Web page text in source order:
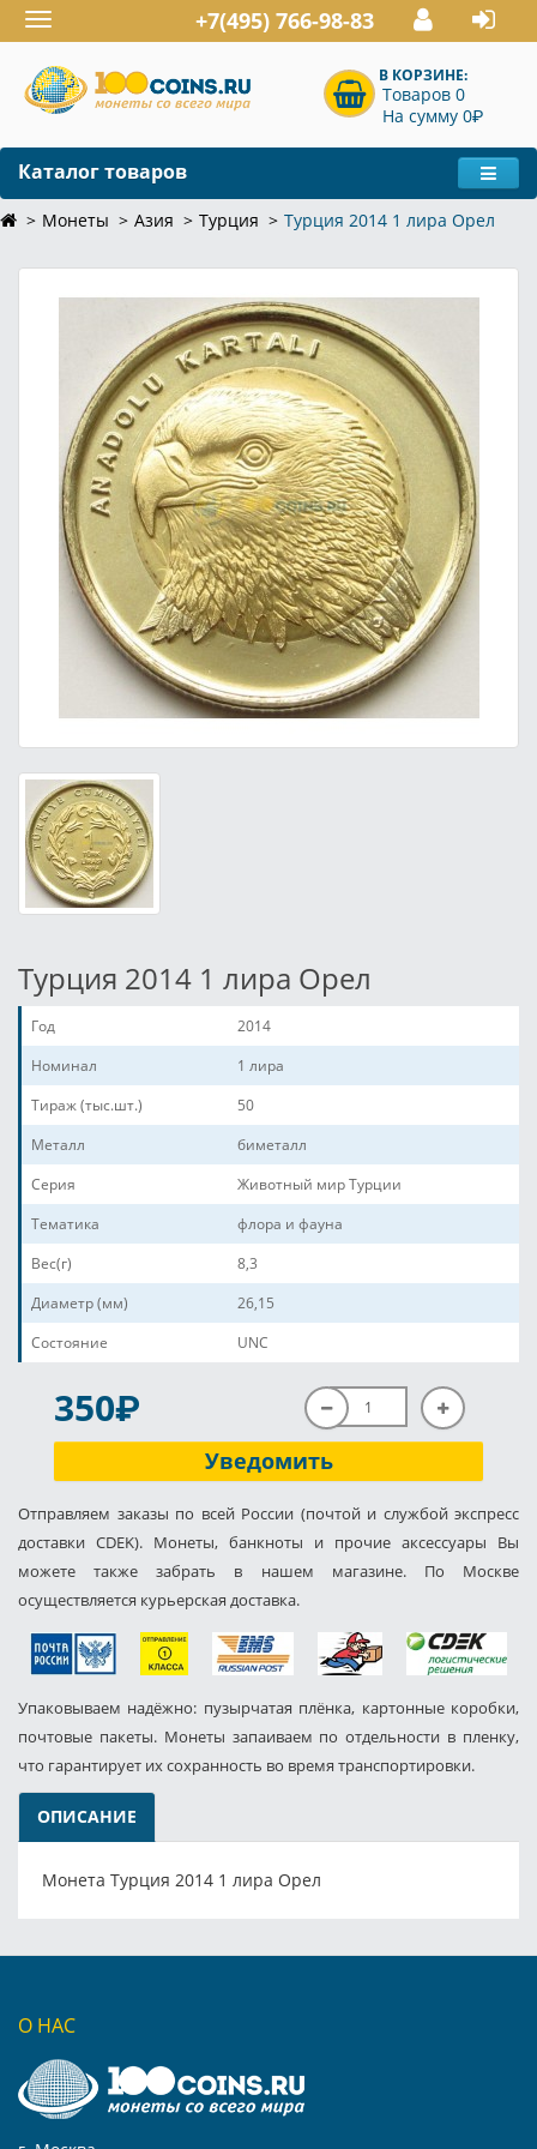
Toggle
navigation
+7(495) 766-98-83
В КОРЗИНЕ:
Товаров 0
На сумму 0P
Каталог товаров
Монеты Азия Турция Турция 2014 1 лира Орел
Турция 2014 1 лира Орел
Год
2014
Номинал
1 лира
Тираж (тыс.шт.)
50
Металл
биметалл
Серия
Животный мир Турции
Тематика
флора и фауна
Вес(г)
8,3
Диаметр (мм)
26,15
Состояние
UNC
350P
Уведомить
Отправляем заказы по всей России (почтой и службой экспресс
доставки CDEK). Монеты, банкноты и прочие аксессуары Вы
можете также забрать в нашем магазине. По Москве
осуществляется курьерская доставка.
Упаковываем надёжно: пузырчатая плёнка, картонные коробки,
почтовые пакеты. Монеты запаиваем по отдельности в пленку,
что гарантирует их сохранность во время транспортировки.
ОПИСАНИЕ
Монета Турция 2014 1 лира Орел
О НАС